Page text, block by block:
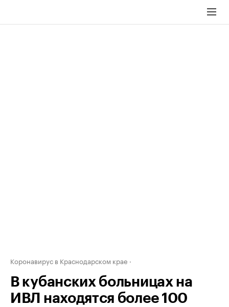
Коронавирус в Краснодарском крае
В кубанских больницах на
ИВЛ находятся более 100